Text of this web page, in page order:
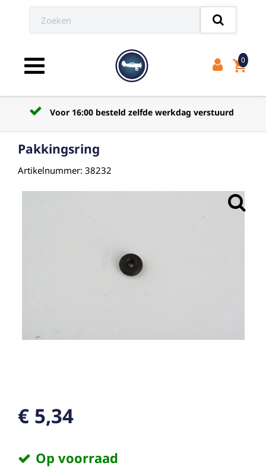
Toggle navigation shopping_cart
0
Voor 16:00 besteld zelfde werkdag verstuurd
Pakkingsring
Artikelnummer: 38232
€ 5,34
Op voorraad